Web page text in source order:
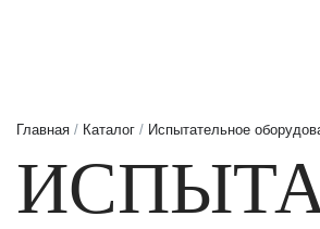
Главная / Каталог / Испытательное